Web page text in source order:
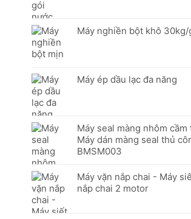
Máy nghiền bột khô 30kg/
Máy ép dầu lạc đa năng
Máy seal màng nhôm cầm
Máy dán màng seal thủ
BMSM003
Máy vặn nắp chai - Máy
nắp chai 2 motor